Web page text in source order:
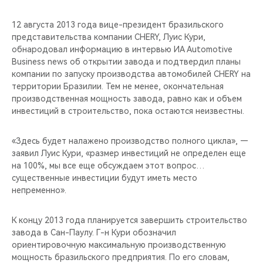
СЕДАНЫ
НОВИНКИ
CHERY CONNECT
ЛЮДИ CHERY
CHERY REMOTE
НАШИ МЕРОПРИЯТИЯ
ВИДЕООБЗОРЫ
CHERY ДЛЯ ДЕТЕЙ
12 августа 2013 года вице-президент бразильского
представительства компании CHERY, Луис Кури,
обнародовал информацию в интервью ИА Automotive
Business news об открытии завода и подтвердил планы
компании по запуску производства автомобилей CHERY на
территории Бразилии. Тем не менее, окончательная
производственная мощность завода, равно как и объем
инвестиций в строительство, пока остаются неизвестны.
«Здесь будет налажено производство полного цикла», —
заявил Луис Кури, «размер инвестиций не определен еще
на 100%, мы все еще обсуждаем этот вопрос…
существенные инвестиции будут иметь место
непременно».
К концу 2013 года планируется завершить строительство
завода в Сан-Паулу. Г-н Кури обозначил
ориентировочную максимальную производственную
мощность бразильского предприятия. По его словам,